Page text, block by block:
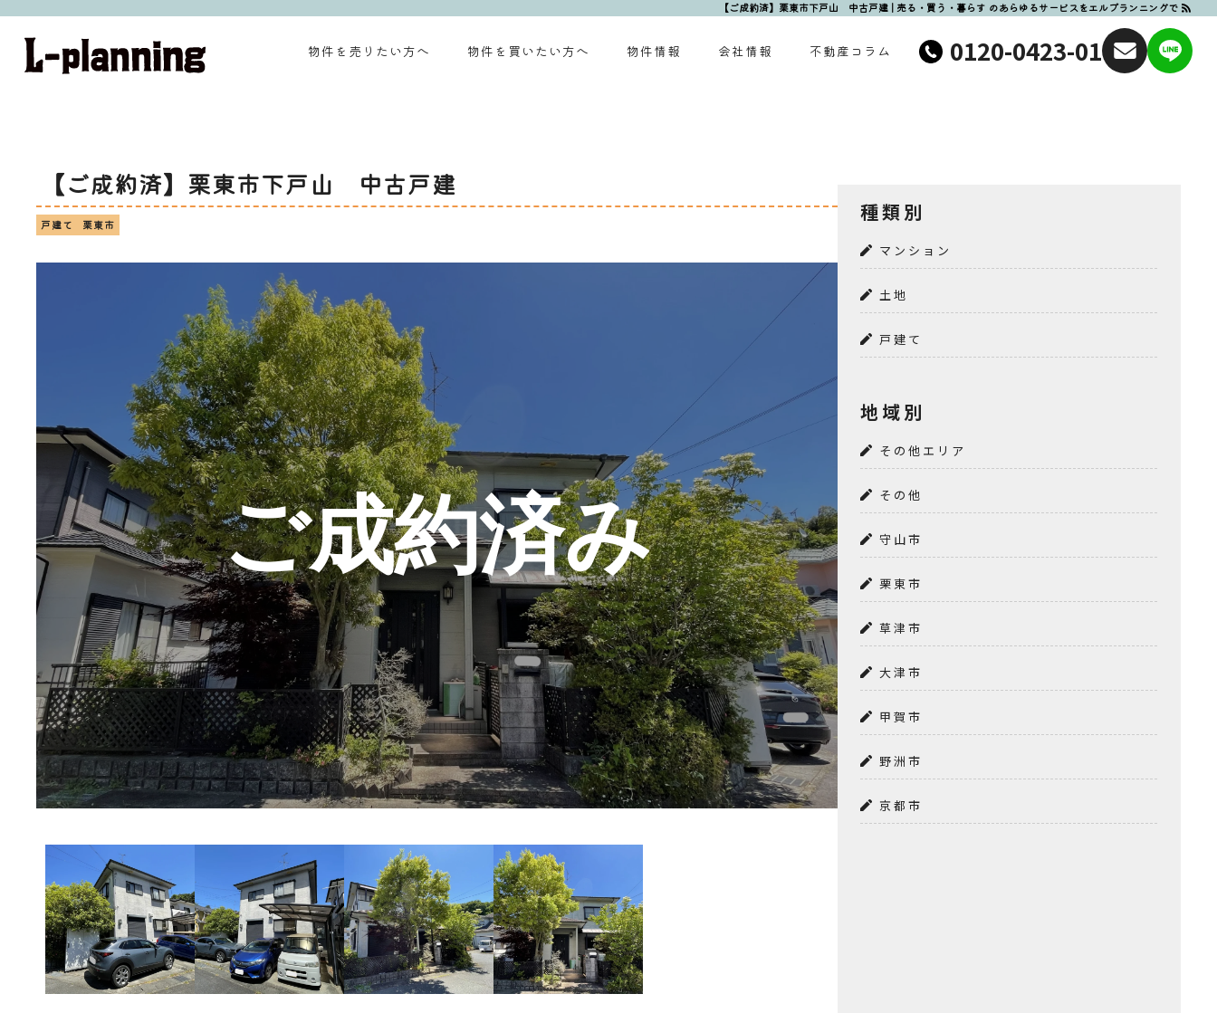
【ご成約済】栗東市下戸山 中古戸建 | 売る・買う・暮らす のあらゆるサービスをエルプランニングで
物件を売りたい方へ 物件を買いたい方へ 物件情報 会社情報 不動産コラム 0120-0423-01
【ご成約済】栗東市下戸山 中古戸建
戸建て 栗東市 種類別
マンション
土地
戸建て
地域別
その他エリア
その他
守山市
栗東市
草津市
大津市
甲賀市
野洲市
京都市